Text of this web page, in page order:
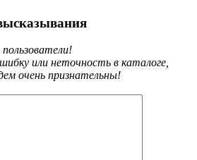
или неточность в каталоге,
очень признательны!